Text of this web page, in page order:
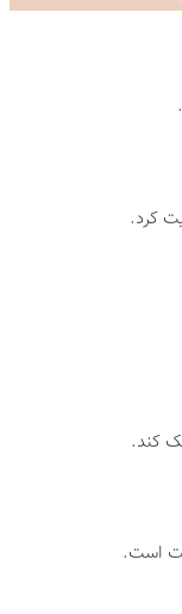
.​
کرد.​
کند.​
است.​